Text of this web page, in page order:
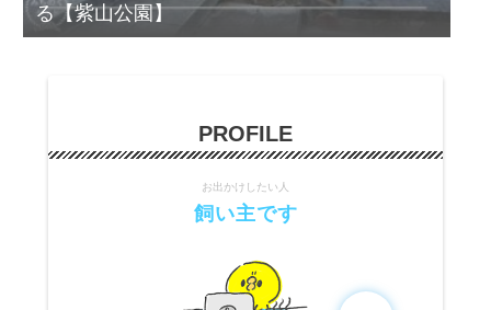
る【紫山公園】
PROFILE
お出かけしたい人
飼い主です